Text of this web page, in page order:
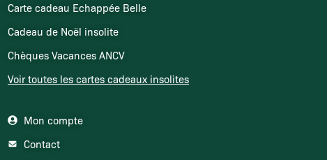
Carte cadeau Echappée Belle
Cadeau de Noël insolite
Chèques Vacances ANCV
Voir toutes les cartes cadeaux insolites
Mon compte
Contact